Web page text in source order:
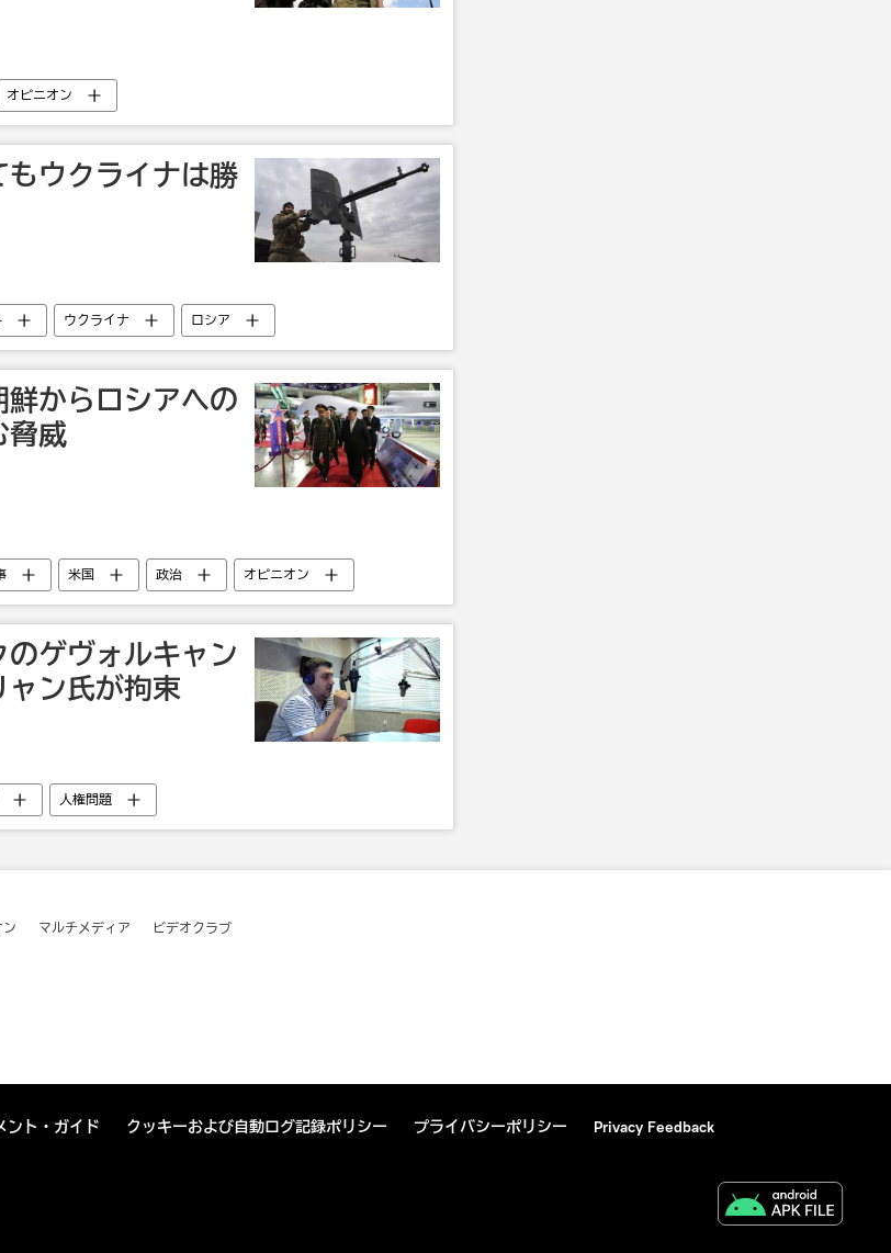
オピニオン
ウクライナは勝
ウクライナ ロシア
鮮からロシアへの
威
米国 政治 オピニオン
ゲヴォルキャン
ン氏が拘束
人権問題
マルチメディア ビデオクラブ
ント・ガイド クッキーおよび自動ログ記録ポリシー プライバシーポリシー Privacy Feedback